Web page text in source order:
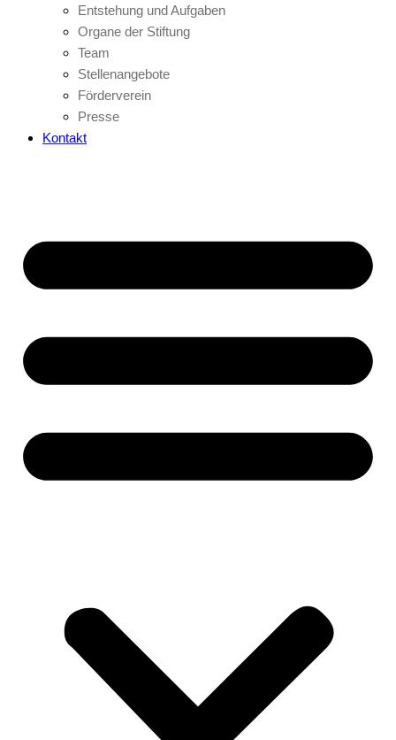
Entstehung und Aufgaben
Organe der Stiftung
Team
Stellenangebote
Förderverein
Presse
Kontakt